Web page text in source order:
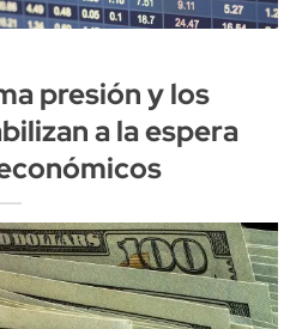
presión y los
a la espera